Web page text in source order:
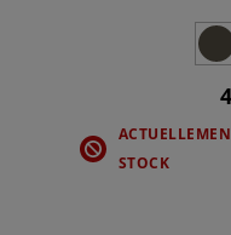
STOCK